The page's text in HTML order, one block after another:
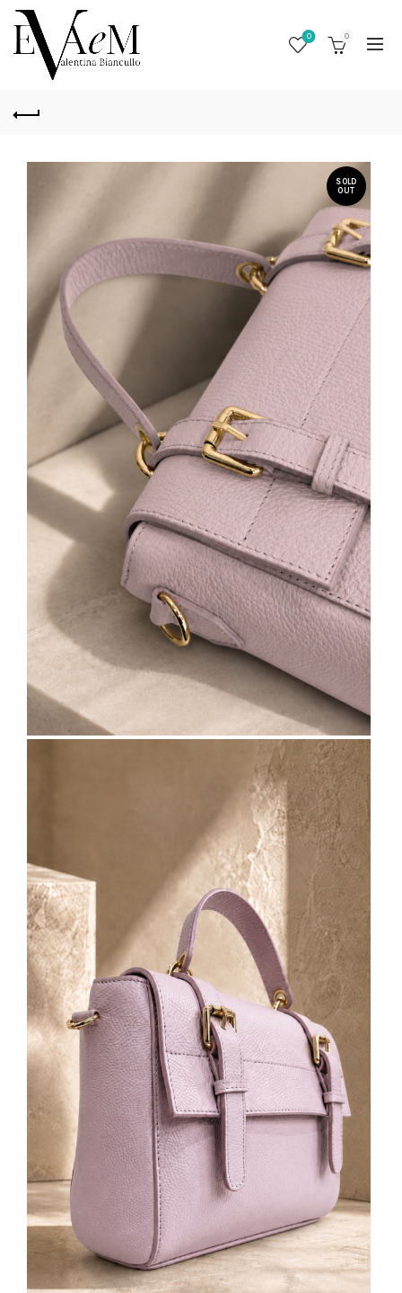
0 0
SOLD
OUT